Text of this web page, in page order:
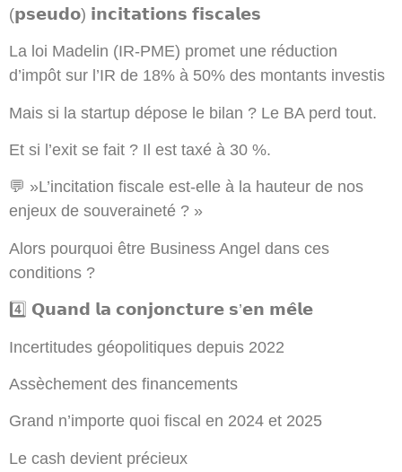
(𝗽𝘀𝗲𝘂𝗱𝗼) 𝗶𝗻𝗰𝗶𝘁𝗮𝘁𝗶𝗼𝗻𝘀 𝗳𝗶𝘀𝗰𝗮𝗹𝗲𝘀
La loi Madelin (IR-PME) promet une réduction
d’impôt sur l’IR de 18% à 50% des montants investis
Mais si la startup dépose le bilan ? Le BA perd tout.
Et si l’exit se fait ? Il est taxé à 30 %.
💬 »L’incitation fiscale est-elle à la hauteur de nos
enjeux de souveraineté ? »
Alors pourquoi être Business Angel dans ces
conditions ?
4️⃣ 𝗤𝘂𝗮𝗻𝗱 𝗹𝗮 𝗰𝗼𝗻𝗷𝗼𝗻𝗰𝘁𝘂𝗿𝗲 𝘀’𝗲𝗻 𝗺𝗲̂𝗹𝗲
Incertitudes géopolitiques depuis 2022
Assèchement des financements
Grand n’importe quoi fiscal en 2024 et 2025
Le cash devient précieux